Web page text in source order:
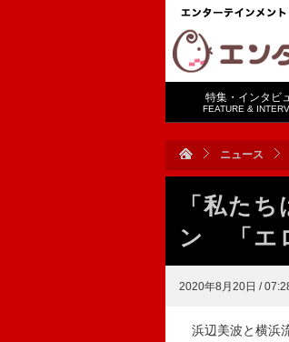
特集・インタビ
FEATURE &
ニュース
「私た
ン 「エ
2020年8月20日 /
浜辺美波と横浜